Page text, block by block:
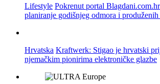
Lifestyle Pokrenut portal
planiranje godišnjeg odmora i
Hrvatska Kraftwerk: Stigao je hrvatski
njemačkim pionirima elektroničke glazbe